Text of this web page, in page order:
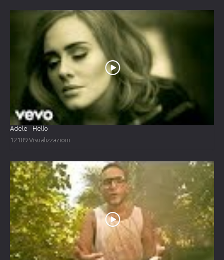
Adele - Hello
12109 Visualizzazioni